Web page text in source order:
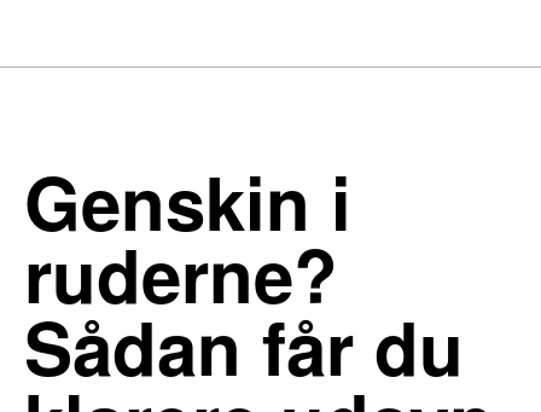
Genskin i
ruderne?
Sådan får du